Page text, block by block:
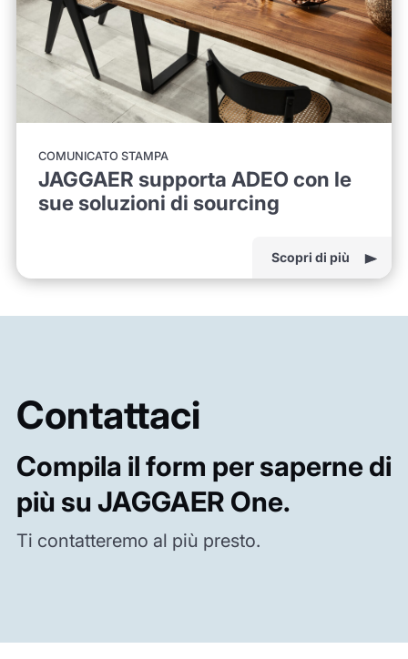
COMUNICATO STAMPA
JAGGAER supporta ADEO con le
sue soluzioni di sourcing
Scopri di più
Contattaci
Compila il form per saperne di
più su JAGGAER One.
Ti contatteremo al più presto.